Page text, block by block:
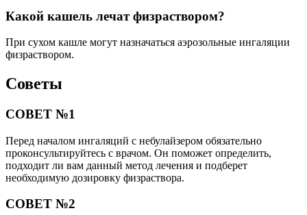
Какой кашель лечат физраствором?
При сухом кашле могут назначаться аэрозольные ингаляции
физраствором.
Советы
СОВЕТ №1
Перед началом ингаляций с небулайзером обязательно
проконсультируйтесь с врачом. Он поможет определить,
подходит ли вам данный метод лечения и подберет
необходимую дозировку физраствора.
СОВЕТ №2